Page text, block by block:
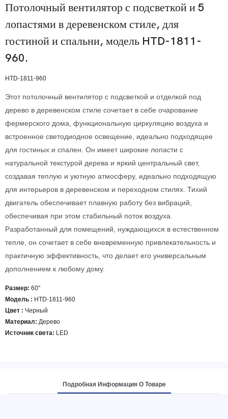
Потолочный вентилятор с подсветкой и 5
лопастями в деревенском стиле, для
гостиной и спальни, модель HTD-1811-
960.
HTD-1811-960
Этот потолочный вентилятор с подсветкой и отделкой под
дерево в деревенском стиле сочетает в себе очарование
фермерского дома, функциональную циркуляцию воздуха и
встроенное светодиодное освещение, идеально подходящее
для гостиных и спален. Он имеет широкие лопасти с
натуральной текстурой дерева и яркий центральный свет,
создавая теплую и уютную атмосферу, идеально подходящую
для интерьеров в деревенском и переходном стилях. Тихий
двигатель обеспечивает плавную работу без вибраций,
обеспечивая при этом стабильный поток воздуха.
Разработанный для помещений, нуждающихся в естественном
тепле, он сочетает в себе вневременную привлекательность и
практичную эффективность, что делает его универсальным
дополнением к любому дому.
Размер: 60''
Модель : HTD-1811-960
Цвет : Черный
Материал: Дерево
Источник света: LED
Подробная Информация О Товаре